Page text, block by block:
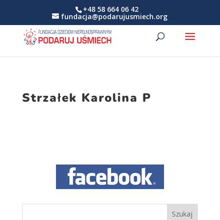
+48 58 664 06 42
fundacja@podarujusmiech.org
Strzałek Karolina P